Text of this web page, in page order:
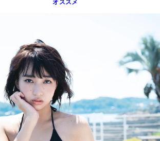
オススメ